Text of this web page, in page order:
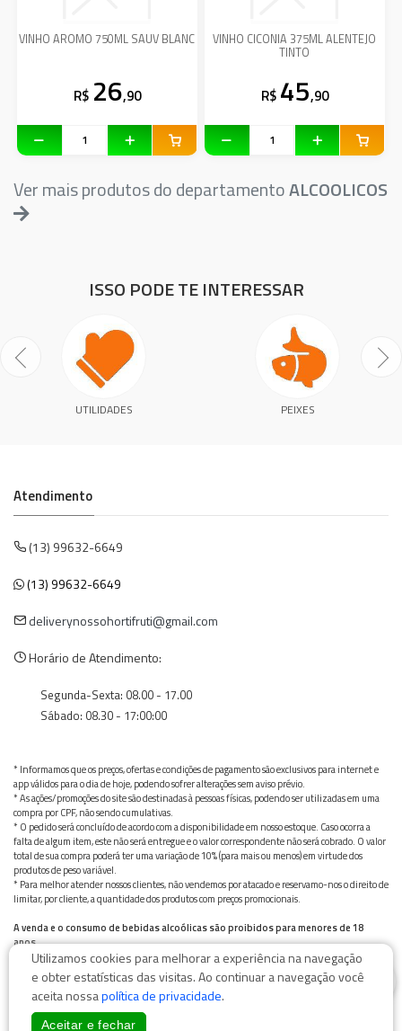
VINHO AROMO 750ML SAUV BLANC
R$ 26,90
VINHO CICONIA 375ML ALENTEJO
TINTO
R$ 45,90
Ver mais produtos do departamentoALCOOLICOS
ISSO PODE TE INTERESSAR
UTILIDADES PEIXES
Atendimento
(13) 99632-6649
(13) 99632-6649
deliverynossohortifruti@gmail.com
Horário de Atendimento:
Segunda-Sexta: 08.00 - 17.00
Sábado: 08.30 - 17:00:00
* Informamos que os preços, ofertas e condições de pagamento são exclusivos para internet e
app válidos para o dia de hoje, podendo sofrer alterações sem aviso prévio.
* As ações/promoções do site são destinadas à pessoas físicas, podendo ser utilizadas em uma
compra por CPF, não sendo cumulativas.
* O pedido será concluído de acordo com a disponibilidade em nosso estoque. Caso ocorra a
falta de algum item, este não será entregue e o valor correspondente não será cobrado. O valor
total de sua compra poderá ter uma variação de 10% (para mais ou menos) em virtude dos
produtos de peso variável.
* Para melhor atender nossos clientes, não vendemos por atacado e reservamo-nos o direito de
limitar, por cliente, a quantidade dos produtos com preços promocionais.
A venda e o consumo de bebidas alcoólicas são proibidos para menores de 18
anos.
Bebida alcoólica pode causar dependência química e, em excesso, provoca graves males à saúde.
Beba com moderação
Utilizamos cookies para melhorar a experiência na navegação
e obter estatísticas das visitas. Ao continuar a navegação você
aceita nossapolítica de privacidade.
Aceitar e fechar